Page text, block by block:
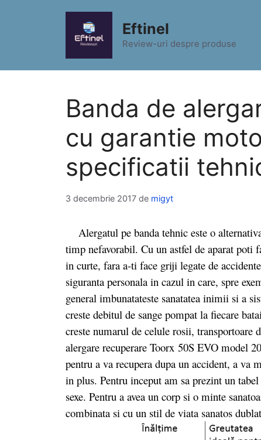
Eftinel
Review-uri despre produse
Banda de
cu garantie
specificatii
3 decembrie 2017 de migyt
Alergatul pe banda tehnic este o
timp nefavorabil. Cu un astfel de aparat poti
in curte, fara a-ti face griji legate de
siguranta personala in cazul in care, spre
general imbunatateste sanatatea inimii si a
creste debitul de sange pompat la fiecare
creste numarul de celule rosii,
alergare recuperare Toorx 50S EVO model
pentru a va recupera dupa un accident, a va
in plus. Pentru inceput am sa prezint un
sexe. Pentru a avea un corp si o minte
combinata si cu un stil de viata sanatos